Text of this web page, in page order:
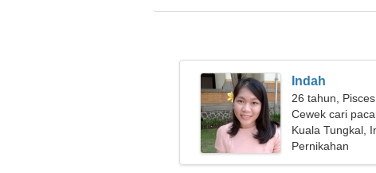
Indah
26 tahun, Pisces
Cewek cari
Kuala Tungkal,
Pernikahan